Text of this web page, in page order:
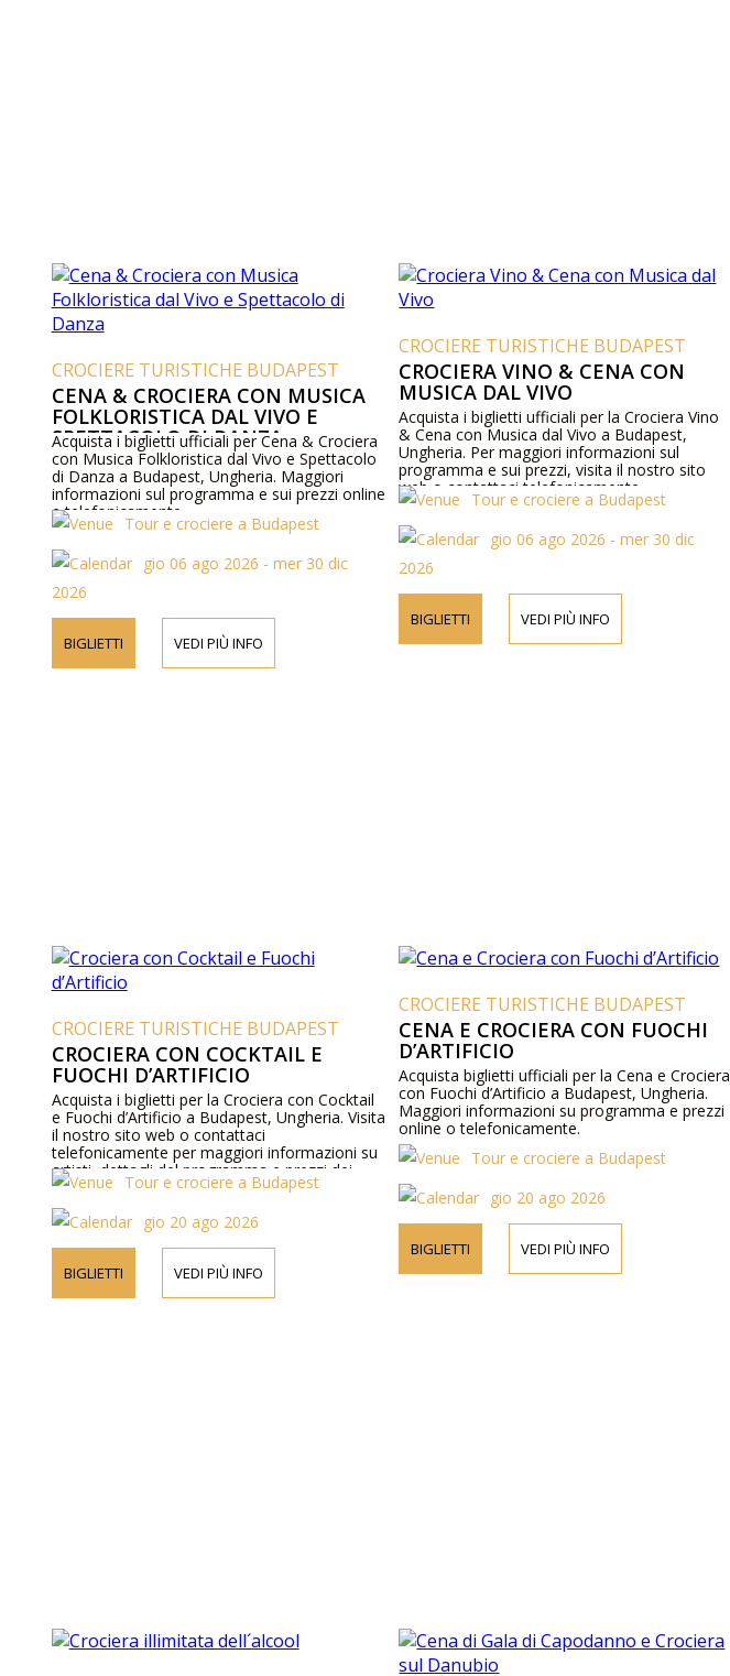
CROCIERE TURISTICHE BUDAPEST
CENA & CROCIERA CON MUSICA
FOLKLORISTICA DAL VIVO E
SPETTACOLO DI DANZA
Acquista i biglietti ufficiali per Cena & Crociera
con Musica Folkloristica dal Vivo e Spettacolo
di Danza a Budapest, Ungheria. Maggiori
informazioni sul programma e sui prezzi online
e telefonicamente.
Tour e crociere a Budapest
gio 06 ago 2026 - mer 30 dic
2026
BIGLIETTI VEDI PIÙ INFO
CROCIERE TURISTICHE BUDAPEST
CROCIERA VINO & CENA CON
MUSICA DAL VIVO
Acquista i biglietti ufficiali per la Crociera Vino
& Cena con Musica dal Vivo a Budapest,
Ungheria. Per maggiori informazioni sul
programma e sui prezzi, visita il nostro sito
web o contattaci telefonicamente.
Tour e crociere a Budapest
gio 06 ago 2026 - mer 30 dic
2026
BIGLIETTI VEDI PIÙ INFO
CROCIERE TURISTICHE BUDAPEST
CROCIERA CON COCKTAIL E
FUOCHI D’ARTIFICIO
Acquista i biglietti per la Crociera con Cocktail
e Fuochi d’Artificio a Budapest, Ungheria. Visita
il nostro sito web o contattaci
telefonicamente per maggiori informazioni su
artisti, dettagli del programma e prezzi dei
biglietti.
Tour e crociere a Budapest
gio 20 ago 2026
BIGLIETTI VEDI PIÙ INFO
CROCIERE TURISTICHE BUDAPEST
CENA E CROCIERA CON FUOCHI
D’ARTIFICIO
Acquista biglietti ufficiali per la Cena e Crociera
con Fuochi d’Artificio a Budapest, Ungheria.
Maggiori informazioni su programma e prezzi
online o telefonicamente.
Tour e crociere a Budapest
gio 20 ago 2026
BIGLIETTI VEDI PIÙ INFO